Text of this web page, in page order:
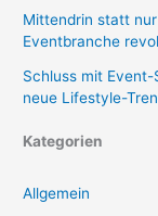
Mittendrin statt
Eventbranche
Schluss mit
neue Lifestyle-
Kategorien
Allgemein